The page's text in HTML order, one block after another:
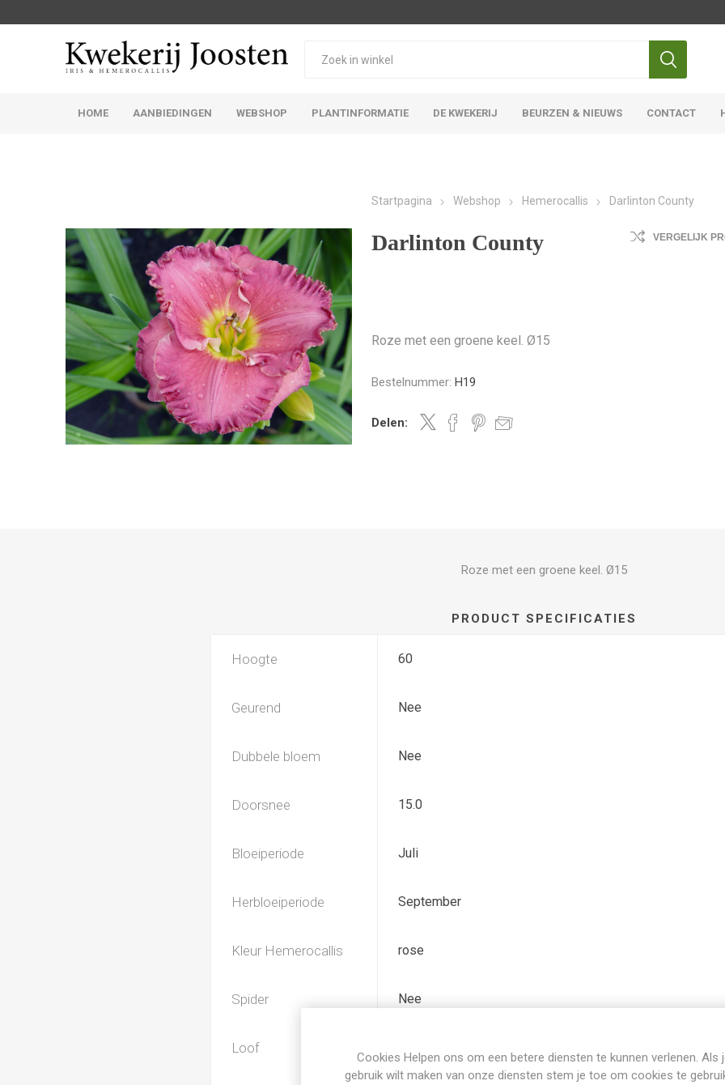
HOME AANBIEDINGEN WEBSHOP PLANTINFORMATIE DE KWEKERIJ BEURZEN & NIEUWS CONTACT
Startpagina Webshop Hemerocallis Darlinton County
Darlinton County VERGELIJK
Roze met een groene keel. Ø15
Bestelnummer: H19
Delen:
Roze met een groene keel. Ø15
PRODUCT SPECIFICATIES
Hoogte 60
Geurend Nee
Dubbele bloem Nee
Doorsnee 15.0
Bloeiperiode Juli
Herbloeiperiode September
Kleur Hemerocallis rose
Spider Nee
Loof
Cookies Helpen ons om een betere diensten te kunnen verlenen. Als
gebruik wilt maken van onze diensten stem je toe om cookies te